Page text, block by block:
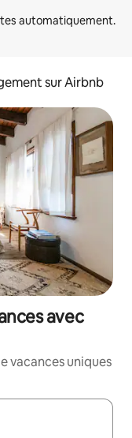
sur Airbnb
avec
vacances uniques
les flèches vers le